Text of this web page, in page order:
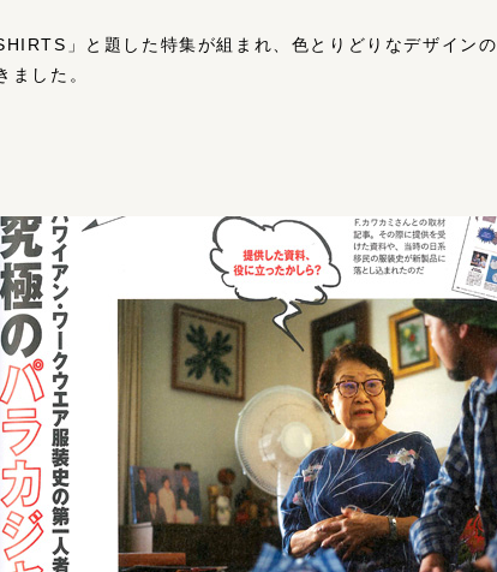
」と題した特集が組まれ、色とりどりなデザインの
ました。